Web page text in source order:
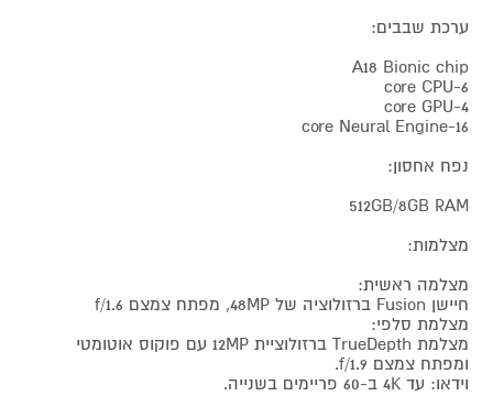
ערכת שבבים:
A18 Bionic chip
6-core CPU
4-core GPU
16-core Neural Engine
נפח אחסון:
512GB/8GB RAM
מצלמות:
מצלמה ראשית:
חיישן Fusion ברזולוציה של 48MP, מפתח צמצם f/1.6
מצלמת סלפי:
מצלמת TrueDepth ברזולוציית 12MP עם פוקוס אוטומטי
ומפתח צמצם f/1.9.
וידאו: עד 4K ב-60 פריימים בשנייה.